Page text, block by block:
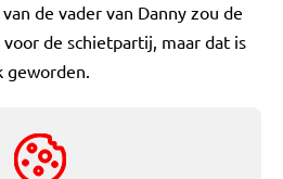
de vader van Danny zou de
de schietpartij, maar dat is
geworden.